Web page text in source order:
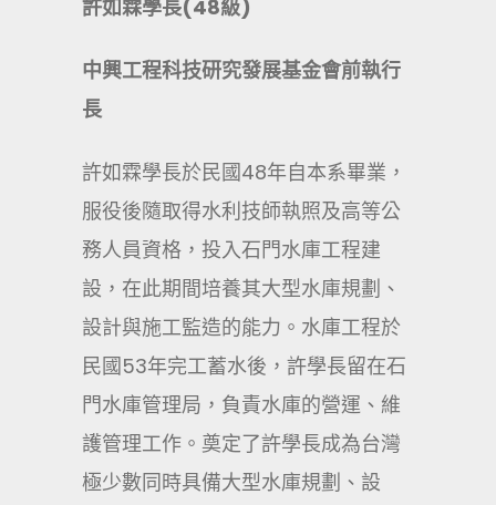
許如霖學長(48級)
中興工程科技研究發展基金會前執行
長
許如霖學長於民國48年自本系畢業，
服役後隨取得水利技師執照及高等公
務人員資格，投入石門水庫工程建
設，在此期間培養其大型水庫規劃、
設計與施工監造的能力。水庫工程於
民國53年完工蓄水後，許學長留在石
門水庫管理局，負責水庫的營運、維
護管理工作。奠定了許學長成為台灣
極少數同時具備大型水庫規劃、設